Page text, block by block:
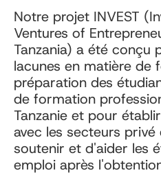
Notre projet INVEST
Ventures of
Tanzania) a été conçu
lacunes en matière de
préparation des
de formation
Tanzanie et pour
avec les secteurs
soutenir et d'aider les
emploi après